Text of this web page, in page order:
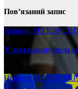
Пов’язаний запис
Новини РЕГІОН
У загальному
08.17.2025
НовиниРЕГІОН